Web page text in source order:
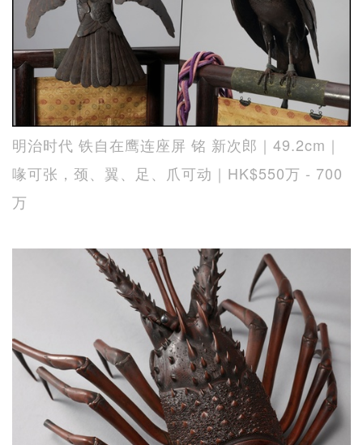
明治时代 铁自在鹰连座屏 铭 新次郎｜49.2cm｜
喙可张，颈、翼、足、爪可动｜HK$550万 - 700
万